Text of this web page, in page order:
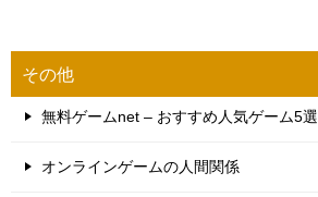
その他
無料ゲームnet – おすすめ人気ゲーム5選
オンラインゲームの人間関係